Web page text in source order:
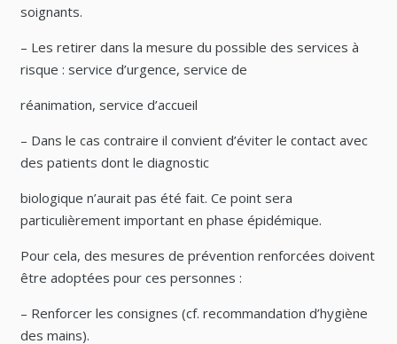
soignants.
– Les retirer dans la mesure du possible des services à
risque : service d’urgence, service de
réanimation, service d’accueil
– Dans le cas contraire il convient d’éviter le contact avec
des patients dont le diagnostic
biologique n’aurait pas été fait. Ce point sera
particulièrement important en phase épidémique.
Pour cela, des mesures de prévention renforcées doivent
être adoptées pour ces personnes :
– Renforcer les consignes (cf. recommandation d’hygiène
des mains).